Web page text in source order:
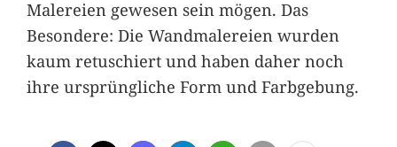
Malereien gewesen sein mögen. Das
Besondere: Die Wandmalereien wurden
kaum retuschiert und haben daher noch
ihre ursprüngliche Form und Farbgebung.